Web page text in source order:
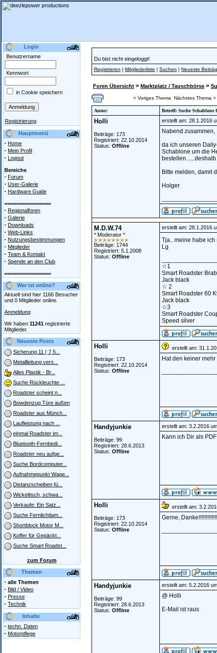
Login
Benutzername
Kennwort
in Cookie speichern
Registrierung
Hauptmenü
· Home
· Mein Profil
· Logout
Bereiche
· Forum
· User-Galerie
· Hardware Guide
================
· Regionalforen
· Galerie
· Downloads
· Web-Links
· Nutzungsbestimmungen
· Mitglieder
· Team & Kontakt
· Spende an den Club
================
Wer ist online?
Aktuell sind hier 1166 Besucher
und 0 Mitglieder online.
Anmeldung
Wir haben 11241 registrierte
Mitglieder.
Neueste Posts
Sicherung 11 ( 7,5...
Metallleitung vers...
Alles Plastik - Br...
Suche Rückleuchte ...
Roadster scheint n...
Bowdenzug Türe außen
Roadster aus Münch...
Laufleistung nach ...
einmal Roadster im...
Bluetooth-Fernbedi...
Roadster neu aufge...
Suche Bordcomputer...
Aufnahmepunkt Wage...
Distanzscheiben fü...
Wickeltisch, schwa...
Verkaufe: Ein Satz...
Suche Fernlichtlam...
Shortblock Motor M...
Koffer für Gepäckt...
Suche Smart Roadst...
zum Forum
Themen
· alle Themen
· Bild / Video
· Presse
· Technik
Inhalte
· techn. Daten
· Motorpflege
Du bist nicht eingeloggt!
Registrieren | Mitgliederliste | Suchen | Neueste
Foren Übersicht > Marktplatz / Tauschbörse >
< Voriges Thema Nächstes Thema >
Autor: Betreff: Suche
Holli
Beiträge: 173
Registriert: 22.10.2014
Status: Offline
erstellt am: 28.1.2016
Nabend zusammen,
da ich unseren
Schablone um die
Bitte melden, damit
Holger
M.D.W.74
* Moderator *
Beiträge: 1744
Registriert: 5.1.2008
Status: Offline
erstellt am: 28.1.2016
Tja.. meine habe
Lg
☆1
Smart Roadster
Jack black
☆ 2
Smart Roadster 60
Jack black
☆3
Smart Roadster
Speed silver
Holli
Beiträge: 173
Registriert: 22.10.2014
Status: Offline
erstellt am:
Hat den keiner
Handyjunkie
Beiträge: 99
Registriert: 28.6.2013
Status: Offline
erstellt am: 3.2.2016
Kann ich Dir als
Holli
Beiträge: 173
Registriert: 22.10.2014
Status: Offline
erstellt am:
Gerne,
Handyjunkie
Beiträge: 99
Registriert: 28.6.2013
Status: Offline
erstellt am: 5.2.2016
@ Holli
E-Mail ist raus